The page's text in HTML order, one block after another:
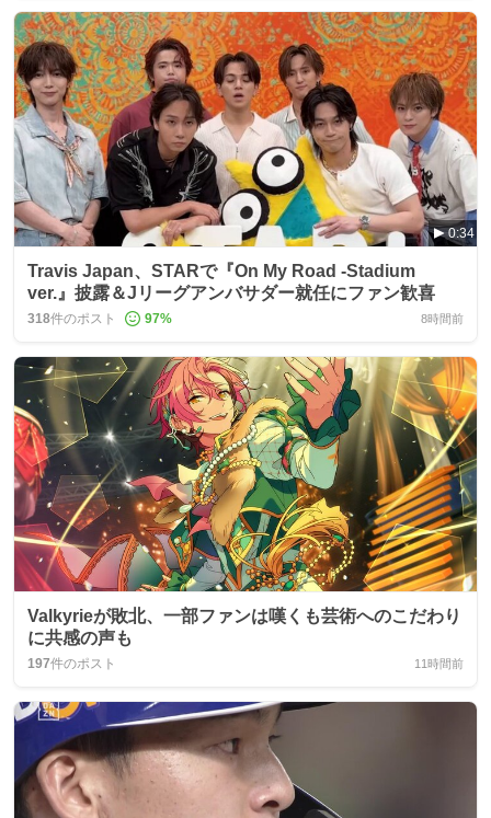
0:34
Travis Japan、STARで『On My Road -Stadium
ver.』披露＆Jリーグアンバサダー就任にファン歓喜
318件のポスト 97% 8時間前
Valkyrieが敗北、一部ファンは嘆くも芸術へのこだわり
に共感の声も
197件のポスト 11時間前